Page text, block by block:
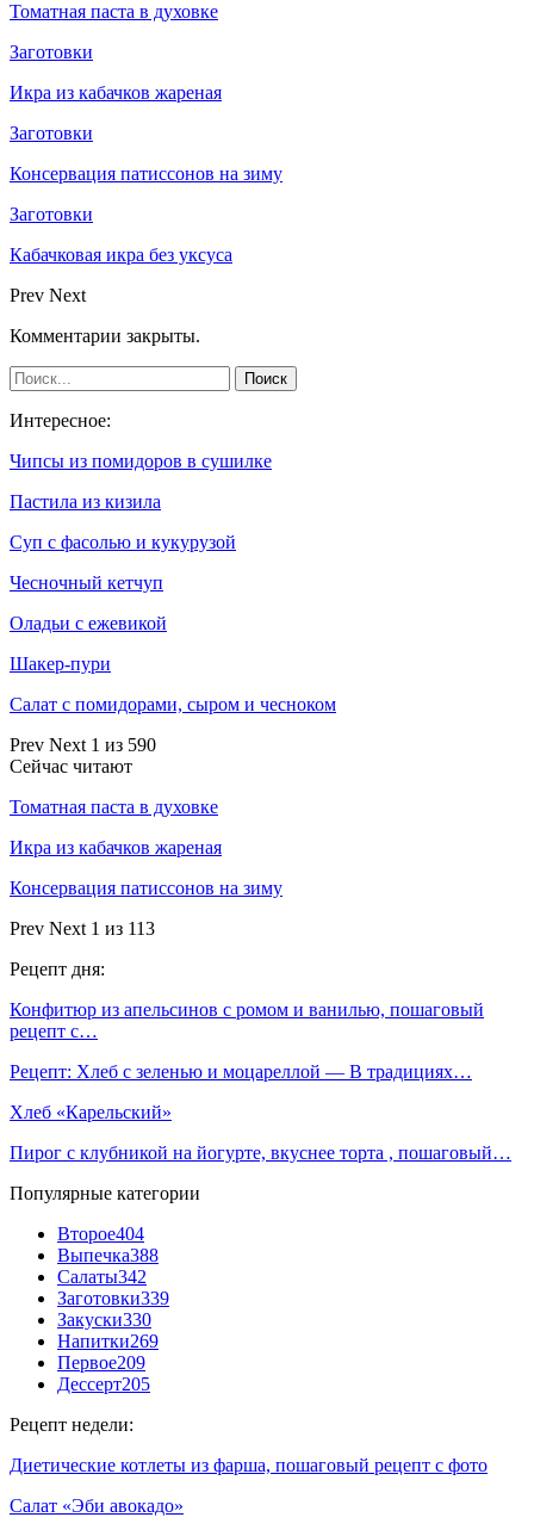
Томатная паста в духовке
Заготовки
Икра из кабачков жареная
Заготовки
Консервация патиссонов на зиму
Заготовки
Кабачковая икра без уксуса
Prev Next
Комментарии закрыты.
Интересное:
Чипсы из помидоров в сушилке
Пастила из кизила
Суп с фасолью и кукурузой
Чесночный кетчуп
Оладьи с ежевикой
Шакер-пури
Салат с помидорами, сыром и чесноком
Prev Next 1 из 590
Сейчас читают
Томатная паста в духовке
Икра из кабачков жареная
Консервация патиссонов на зиму
Prev Next 1 из 113
Рецепт дня:
Конфитюр из апельсинов с ромом и ванилью, пошаговый
рецепт с…
Рецепт: Хлеб с зеленью и моцареллой — В традициях…
Хлеб «Карельский»
Пирог с клубникой на йогурте, вкуснее торта , пошаговый…
Популярные категории
Второе404
Выпечка388
Салаты342
Заготовки339
Закуски330
Напитки269
Первое209
Дессерт205
Рецепт недели:
Диетические котлеты из фарша, пошаговый рецепт с фото
Салат «Эби авокадо»